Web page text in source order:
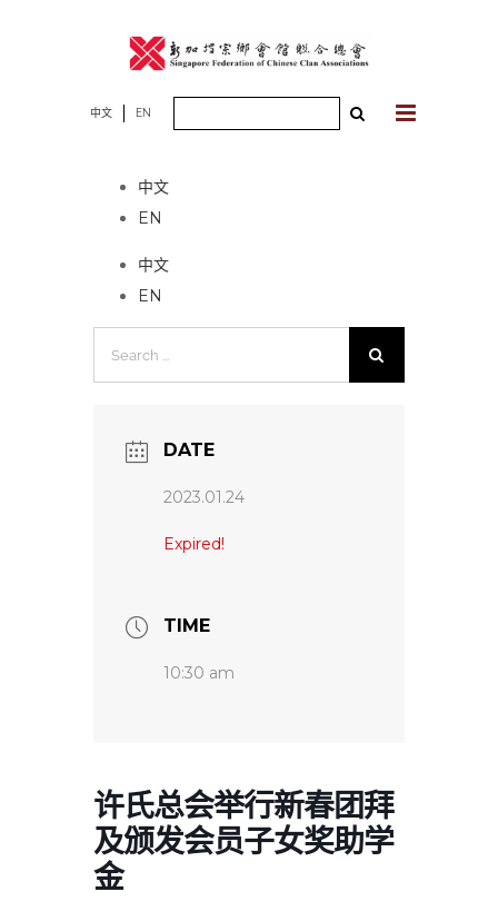
中文 EN
中文
EN
中文
EN
DATE
2023.01.24
Expired!
TIME
10:30 am
许氏总会举行新春团拜
及颁发会员子女奖助学
金